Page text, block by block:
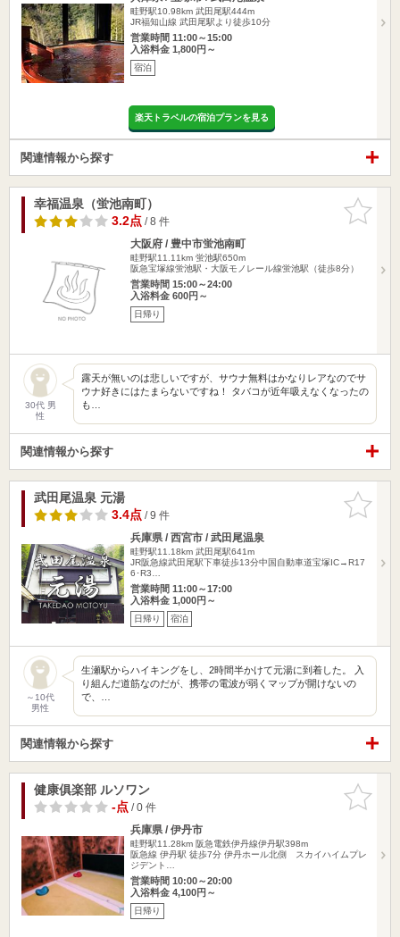
畦野駅10.98km 武田尾駅444m
JR福知山線 武田尾駅より徒歩10分
営業時間 11:00～15:00
入浴料金 1,800円～
宿泊
楽天トラベルの宿泊プランを見る
関連情報から探す
お気に入
りに追加
幸福温泉（蛍池南町）
3.2点/ 8 件
大阪府 / 豊中市蛍池南町
畦野駅11.11km 蛍池駅650m
阪急宝塚線蛍池駅・大阪モノレール線蛍池駅（徒歩8分）
営業時間 15:00～24:00
入浴料金 600円～
日帰り
30代 男
性
露天が無いのは悲しいですが、サウナ無料はかなりレアなのでサ
ウナ好きにはたまらないですね！ タバコが近年吸えなくなったの
も…
関連情報から探す
お気に入
りに追加
武田尾温泉 元湯
3.4点/ 9 件
兵庫県 / 西宮市 / 武田尾温泉
畦野駅11.18km 武田尾駅641m
JR阪急線武田尾駅下車徒歩13分中国自動車道宝塚IC→R17
6･R3…
営業時間 11:00～17:00
入浴料金 1,000円～
日帰り 宿泊
～10代
男性
生瀬駅からハイキングをし、2時間半かけて元湯に到着した。 入
り組んだ道筋なのだが、携帯の電波が弱くマップが開けないの
で、…
関連情報から探す
お気に入
りに追加
健康俱楽部 ルソワン
-点/ 0 件
兵庫県 / 伊丹市
畦野駅11.28km 阪急電鉄伊丹線伊丹駅398m
阪急線 伊丹駅 徒歩7分 伊丹ホール北側 スカイハイムプレ
ジデント…
営業時間 10:00～20:00
入浴料金 4,100円～
日帰り